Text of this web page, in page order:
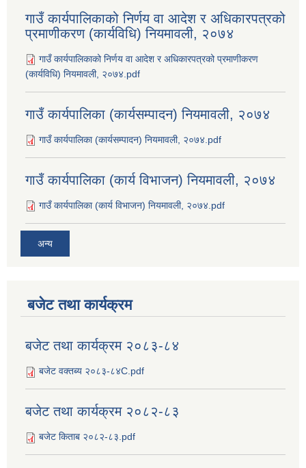
गाउँ कार्यपालिकाको निर्णय वा आदेश र अधिकारपत्रको
प्रमाणीकरण (कार्यविधि) नियमावली, २०७४
गाउँ कार्यपालिकाको निर्णय वा आदेश र अधिकारपत्रको प्रमाणीकरण
(कार्यविधि) नियमावली, २०७४.pdf
गाउँ कार्यपालिका (कार्यसम्पादन) नियमावली, २०७४
गाउँ कार्यपालिका (कार्यसम्पादन) नियमावली, २०७४.pdf
गाउँ कार्यपालिका (कार्य विभाजन) नियमावली, २०७४
गाउँ कार्यपालिका (कार्य विभाजन) नियमावली, २०७४.pdf
अन्य
बजेट तथा कार्यक्रम
बजेट तथा कार्यक्रम २०८३-८४
बजेट वक्तब्य २०८३-८४C.pdf
बजेट तथा कार्यक्रम २०८२-८३
बजेट किताब २०८२-८३.pdf